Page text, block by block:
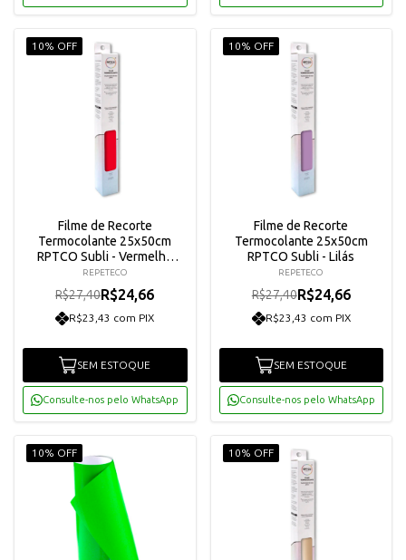
10% OFF
Filme de Recorte
Termocolante 25x50cm
RPTCO Subli - Vermelho
Vivo
REPETECO
R$27,40R$24,66
R$23,43 com PIX
SEM ESTOQUE
Consulte-nos pelo WhatsApp
10% OFF
Filme de Recorte
Termocolante 25x50cm
RPTCO Subli - Lilás
REPETECO
R$27,40R$24,66
R$23,43 com PIX
SEM ESTOQUE
Consulte-nos pelo WhatsApp
10% OFF 10% OFF